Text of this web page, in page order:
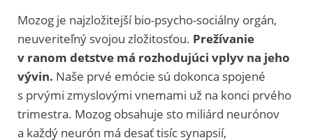
Mozog je najzložitejší bio-psycho-sociálny orgán,
neuveriteľný svojou zložitosťou. Prežívanie
v ranom detstve má rozhodujúci vplyv na jeho
vývin. Naše prvé emócie sú dokonca spojené
s prvými zmyslovými vnemami už na konci prvého
trimestra. Mozog obsahuje sto miliárd neurónov
a každý neurón má desať tisíc synapsií,